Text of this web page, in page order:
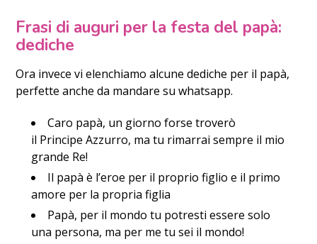
Frasi di auguri per la festa del papà:
dediche
Ora invece vi elenchiamo alcune dediche per il papà,
perfette anche da mandare su whatsapp.
Caro papà, un giorno forse troverò
il Principe Azzurro, ma tu rimarrai sempre il mio
grande Re!
Il papà è l’eroe per il proprio figlio e il primo
amore per la propria figlia
Papà, per il mondo tu potresti essere solo
una persona, ma per me tu sei il mondo!